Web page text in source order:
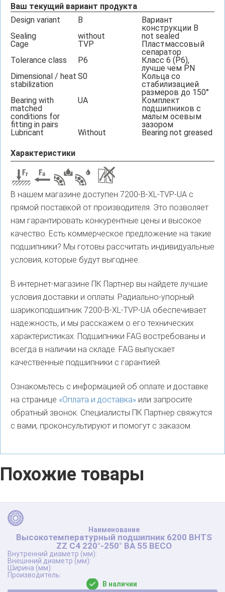
Ваш текущий вариант продукта
Design variant
B
Вариант
конструкции B
Sealing
without
not sealed
Cage
TVP
Пластмассовый
сепаратор
Tolerance class
P6
Класс 6 (P6),
лучше чем PN
Dimensional / heat
stabilization
S0
Кольца со
стабилизацией
размеров до 150°
Bearing with
matched
conditions for
fitting in pairs
UA
Комплект
подшипников с
малым осевым
зазором
Lubricant
Without Bearing not greased
Характеристики
В нашем магазине доступен 7200-B-XL-TVP-UA с
прямой поставкой от производителя. Это позволяет
нам гарантировать конкурентные цены и высокое
качество. Есть коммерческое предложение на такие
подшипники? Мы готовы рассчитать индивидуальные
условия, которые будут выгоднее.
В интернет-магазине ПК Партнер вы найдете лучшие
условия доставки и оплаты. Радиально-упорный
шарикоподшипник 7200-B-XL-TVP-UA обеспечивает
надежность, и мы расскажем о его технических
характеристиках. Подшипники FAG востребованы и
всегда в наличии на складе. FAG выпускает
качественные подшипники с гарантией.
Ознакомьтесь с информацией об оплате и доставке
на странице «Оплата и доставка» или запросите
обратный звонок. Специалисты ПК Партнер свяжутся
с вами, проконсультируют и помогут с заказом.
Похожие товары
Высокотемпературный подшипник 6200 BHTS
ZZ C4 220°-250° BA 55 BECO
В наличии